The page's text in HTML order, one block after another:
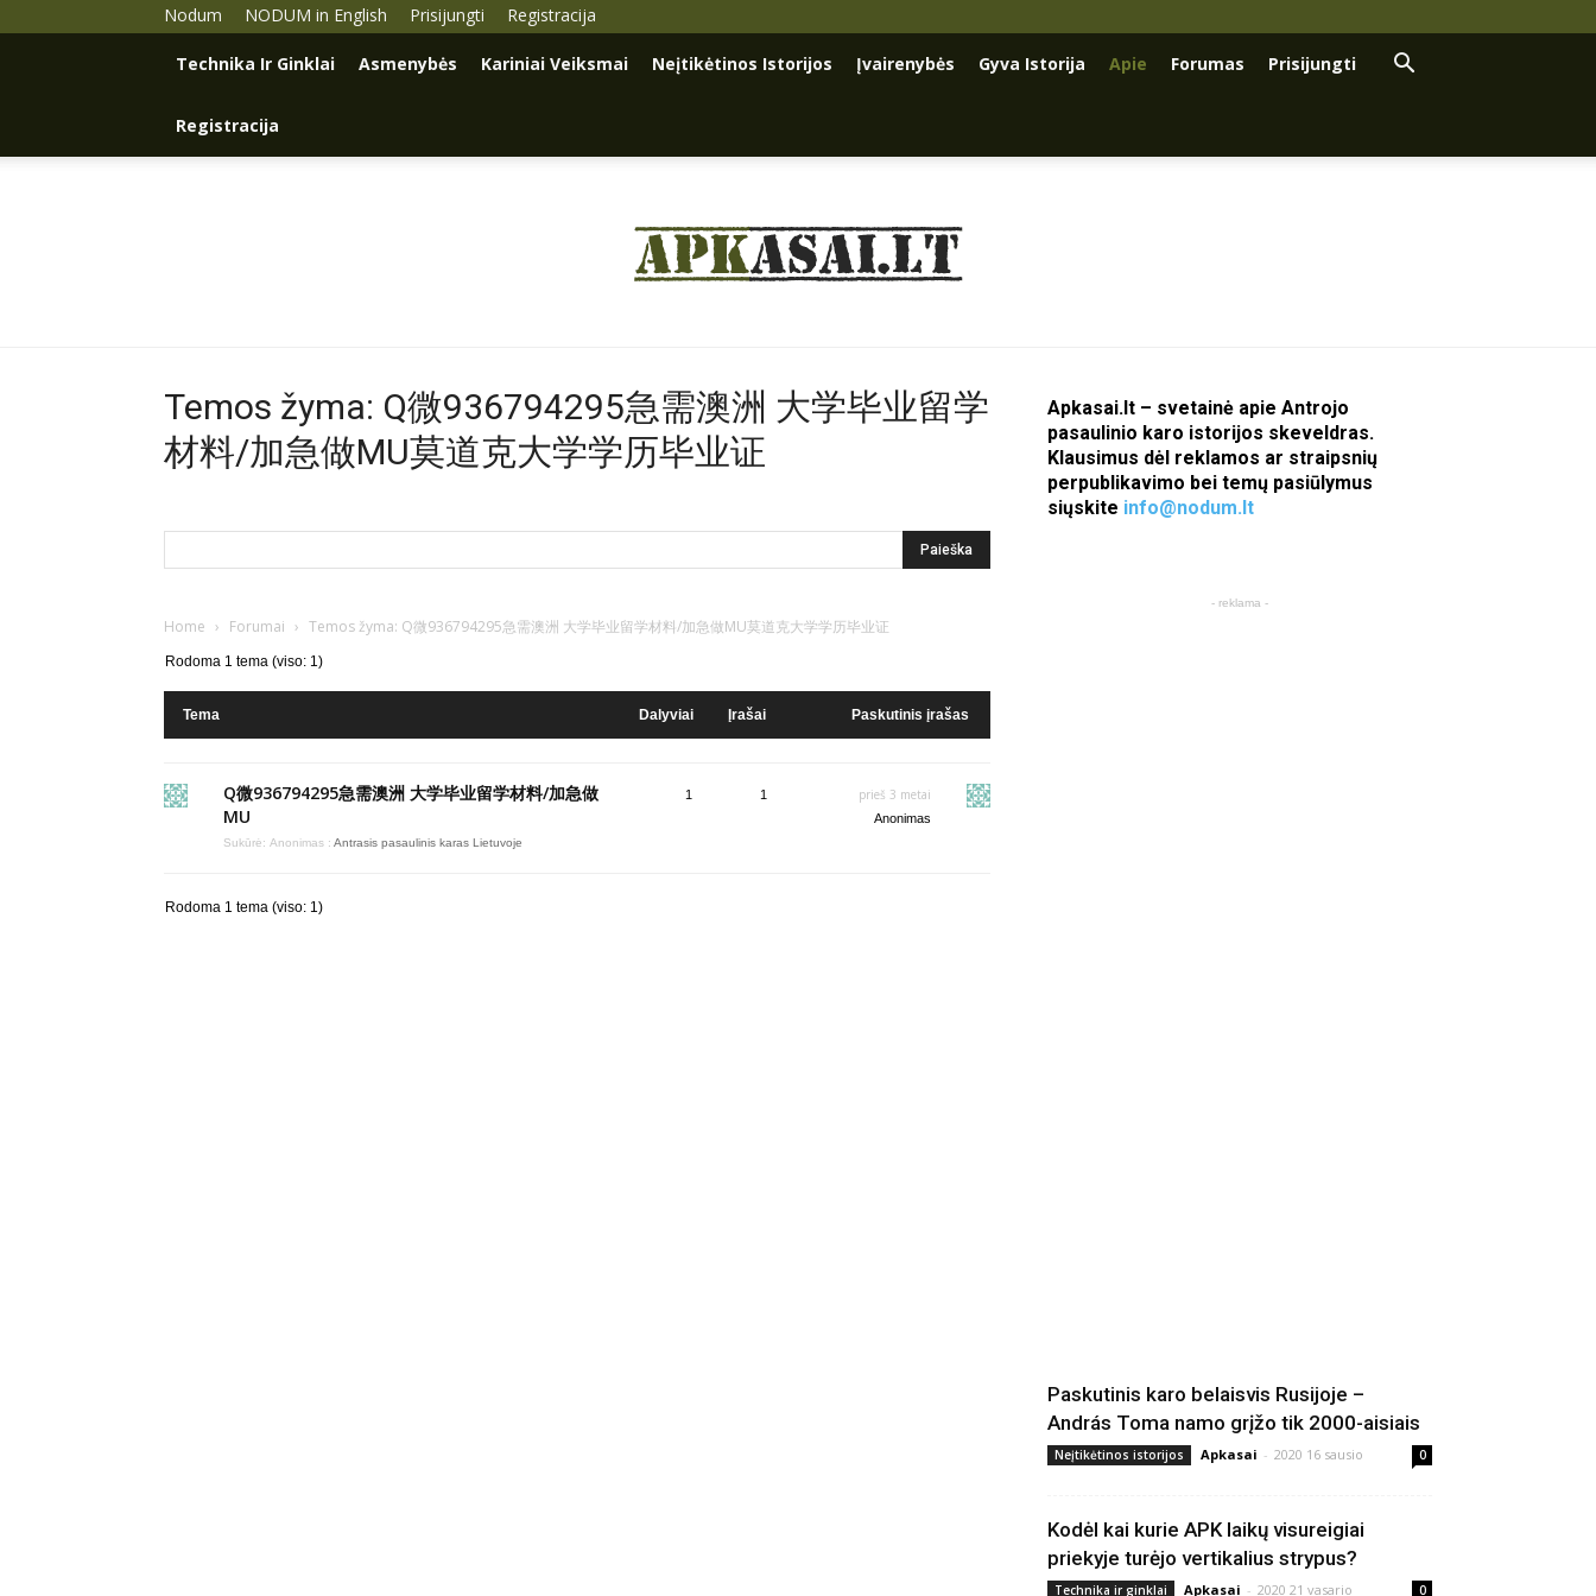
Nodum NODUM in English Prisijungti Registracija
Technika Ir Ginklai Asmenybės Kariniai Veiksmai Neįtikėtinos Istorijos Įvairenybės Gyva Istorija Apie Forumas Prisijungti
Registracija
Temos žyma: Q微936794295急需澳洲 大学毕业留学
材料/加急做MU莫道克大学学历毕业证
Home › Forumai › Temos žyma: Q微936794295急需澳洲 大学毕业留学材料/加急做MU莫道克大学学历毕业证
Rodoma 1 tema (viso: 1)
Tema Dalyviai Įrašai Paskutinis įrašas
Q微936794295急需澳洲 大学毕业留学材料/加急做
MU
Sukūrė: Anonimas : Antrasis pasaulinis karas Lietuvoje
1 1 prieš 3 metai
Anonimas
Rodoma 1 tema (viso: 1)
Apkasai.lt – svetainė apie Antrojo
pasaulinio karo istorijos skeveldras.
Klausimus dėl reklamos ar straipsnių
perpublikavimo bei temų pasiūlymus
siųskite info@nodum.lt
- reklama -
Paskutinis karo belaisvis Rusijoje –
András Toma namo grįžo tik 2000-aisiais
Neįtikėtinos istorijos Apkasai - 2020 16 sausio 0
Kodėl kai kurie APK laikų visureigiai
priekyje turėjo vertikalius strypus?
Technika ir ginklai Apkasai - 2020 21 vasario 0